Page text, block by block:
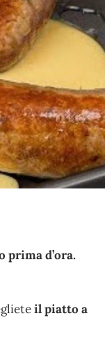
prima d’ora.
il piatto a